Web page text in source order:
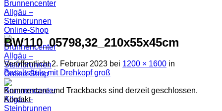
BW110_05798,32_210x55x45cm
Veröffentlicht2. Februar 2023 bei 1200 × 1600 in
Basaltsäule mit Drehkopf groß
Kommentare und Trackbacks sind derzeit geschlossen.
Kontakt